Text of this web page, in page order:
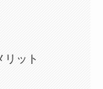
リット